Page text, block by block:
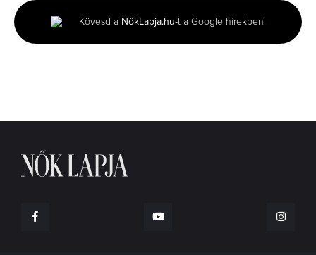
minutes,
53
seconds
Kövesd a NőkLapja.hu-t a Google hírekben!